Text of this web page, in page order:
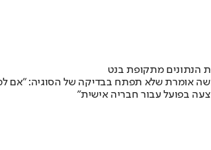
הנתונים מתקופת בנט
אומרת שלא תפתח בבדיקה של הסוגיה:
בפועל עבור חבריה אישית"